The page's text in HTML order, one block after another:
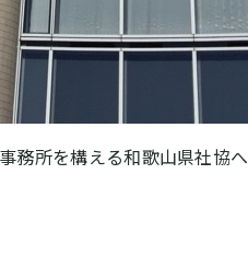
務所を構える和歌山県社協へ